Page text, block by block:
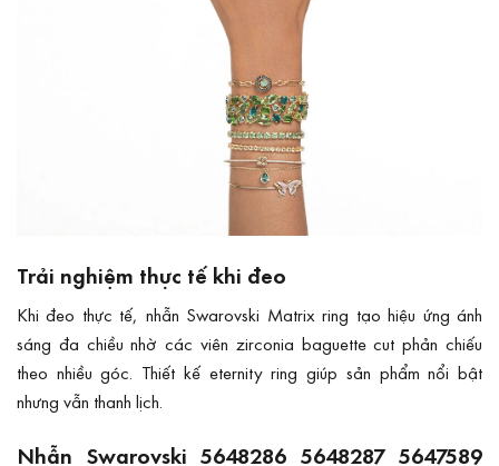
Trải nghiệm thực tế khi đeo
Khi đeo thực tế, nhẫn Swarovski Matrix ring tạo hiệu ứng ánh
sáng đa chiều nhờ các viên zirconia baguette cut phản chiếu
theo nhiều góc. Thiết kế eternity ring giúp sản phẩm nổi bật
nhưng vẫn thanh lịch.
Nhẫn Swarovski 5648286 5648287 5647589